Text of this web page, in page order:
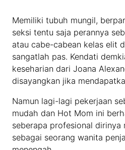
Memiliki tubuh mungil,
seksi tentu saja perannya
atau cabe-cabean kelas elit
sangatlah pas. Kendati
keseharian dari Joana
disayangkan jika
Namun lagi-lagi pekerjaan
mudah dan Hot Mom ini
seberapa profesional dirinya
sebagai seorang wanita